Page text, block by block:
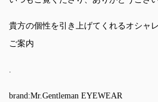
貴方の個性を引き上げてくれるオシャ
ご案内
.
brand:Mr.Gentleman EYEWEAR